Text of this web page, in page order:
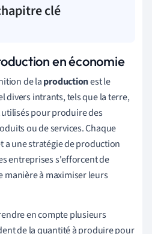
clé
en économie
de laproductionest le
divers intrants, tels que la terre,
pour produire des
ou de services. Chaque
a une stratégie de production
entreprises s'efforcent de
à maximiser leurs
en compte plusieurs
de la quantité à produire pour